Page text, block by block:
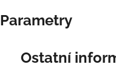
Parametry
Ostatní